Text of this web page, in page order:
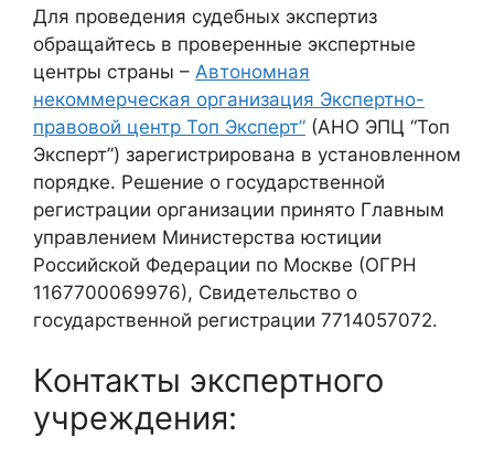
Для проведения судебных экспертиз
обращайтесь в проверенные экспертные
центры страны – Автономная
некоммерческая организация Экспертно-
правовой центр Топ Эксперт” (АНО ЭПЦ “Топ
Эксперт”) зарегистрирована в установленном
порядке. Решение о государственной
регистрации организации принято Главным
управлением Министерства юстиции
Российской Федерации по Москве (ОГРН
1167700069976), Свидетельство о
государственной регистрации 7714057072.
Контакты экспертного
учреждения: